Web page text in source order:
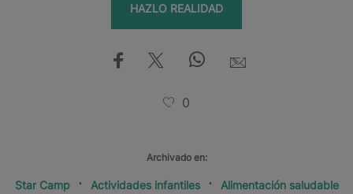
HAZLO REALIDAD
0
Archivado en:
Star Camp Actividades infantiles Alimentación saludable